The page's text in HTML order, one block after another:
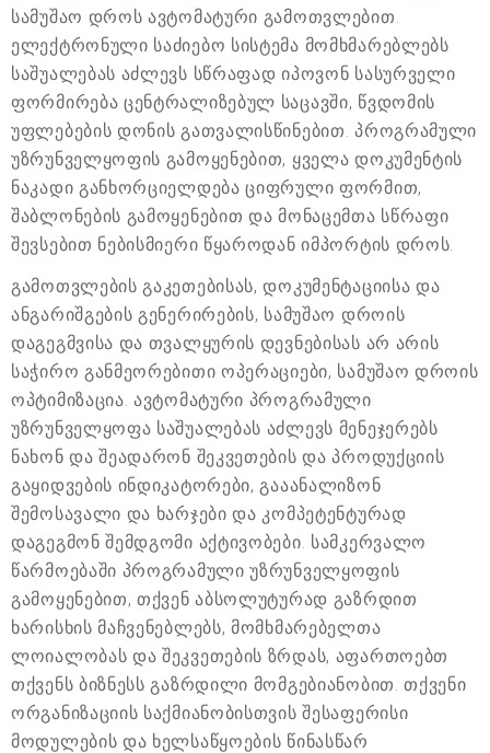
სამუშაო დროს ავტომატური გამოთვლებით.
ელექტრონული საძიებო სისტემა მომხმარებლებს
საშუალებას აძლევს სწრაფად იპოვონ სასურველი
ფორმირება ცენტრალიზებულ საცავში, წვდომის
უფლებების დონის გათვალისწინებით. პროგრამული
უზრუნველყოფის გამოყენებით, ყველა დოკუმენტის
ნაკადი განხორციელდება ციფრული ფორმით,
შაბლონების გამოყენებით და მონაცემთა სწრაფი
შევსებით ნებისმიერი წყაროდან იმპორტის დროს.
გამოთვლების გაკეთებისას, დოკუმენტაციისა და
ანგარიშგების გენერირების, სამუშაო დროის
დაგეგმვისა და თვალყურის დევნებისას არ არის
საჭირო განმეორებითი ოპერაციები, სამუშაო დროის
ოპტიმიზაცია. ავტომატური პროგრამული
უზრუნველყოფა საშუალებას აძლევს მენეჯერებს
ნახონ და შეადარონ შეკვეთების და პროდუქციის
გაყიდვების ინდიკატორები, გააანალიზონ
შემოსავალი და ხარჯები და კომპეტენტურად
დაგეგმონ შემდგომი აქტივობები. სამკერვალო
წარმოებაში პროგრამული უზრუნველყოფის
გამოყენებით, თქვენ აბსოლუტურად გაზრდით
ხარისხის მაჩვენებლებს, მომხმარებელთა
ლოიალობას და შეკვეთების ზრდას, აფართოებთ
თქვენს ბიზნესს გაზრდილი მომგებიანობით. თქვენი
ორგანიზაციის საქმიანობისთვის შესაფერისი
მოდულების და ხელსაწყოების წინასწარ